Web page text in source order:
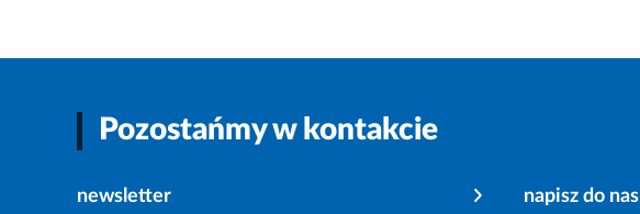
Pozostańmy w kontakcie
newsletter napisz do nas